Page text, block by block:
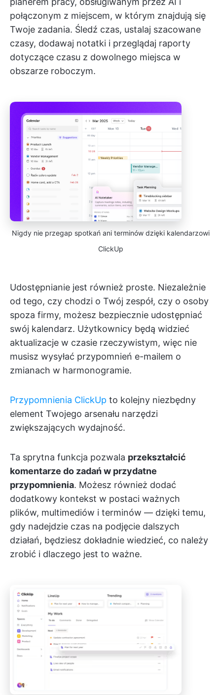
połączonym z miejscem, w którym znajdują się
Twoje zadania. Śledź czas, ustalaj szacowane
czasy, dodawaj notatki i przeglądaj raporty
dotyczące czasu z dowolnego miejsca w
obszarze roboczym.
Nigdy nie przegap spotkań ani terminów dzięki kalendarzowi
ClickUp
Udostępnianie jest również proste. Niezależnie
od tego, czy chodzi o Twój zespół, czy o osoby
spoza firmy, możesz bezpiecznie udostępniać
swój kalendarz. Użytkownicy będą widzieć
aktualizacje w czasie rzeczywistym, więc nie
musisz wysyłać przypomnień e-mailem o
zmianach w harmonogramie.
Przypomnienia ClickUp to kolejny niezbędny
element Twojego arsenału narzędzi
zwiększających wydajność.
Ta sprytna funkcja pozwala przekształcić
komentarze do zadań w przydatne
przypomnienia. Możesz również dodać
dodatkowy kontekst w postaci ważnych
plików, multimediów i terminów — dzięki temu,
gdy nadejdzie czas na podjęcie dalszych
działań, będziesz dokładnie wiedzieć, co należy
zrobić i dlaczego jest to ważne.